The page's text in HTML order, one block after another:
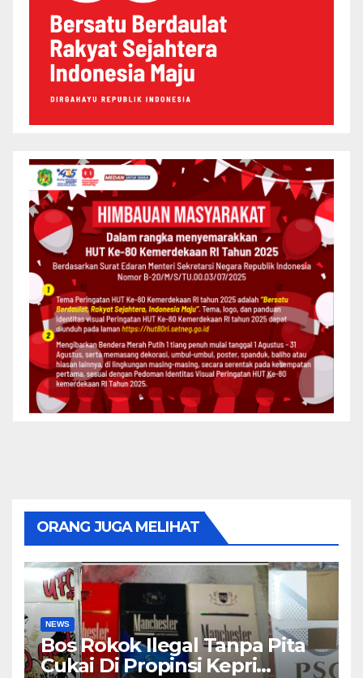
ORANG JUGA MELIHAT
NEWS
Bos Rokok Ilegal Tanpa Pita
Cukai Di Propinsi Kepri